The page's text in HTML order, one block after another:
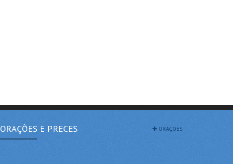
ORAÇÕES E PRECES ORAÇÕES